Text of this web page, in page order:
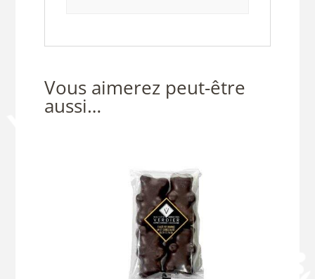
Vous aimerez peut-être
aussi…